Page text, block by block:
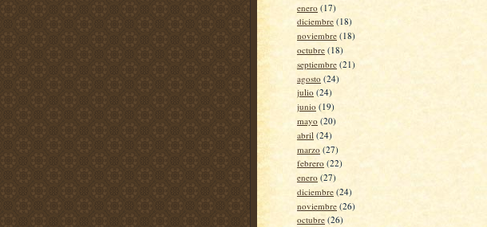
enero (17)
diciembre (18)
noviembre (18)
octubre (18)
septiembre (21)
agosto (24)
julio (24)
junio (19)
mayo (20)
abril (24)
marzo (27)
febrero (22)
enero (27)
diciembre (24)
noviembre (26)
octubre (26)